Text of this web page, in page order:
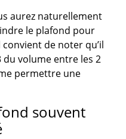
aurez naturellement
le plafond pour
de noter qu’il
volume entre les 2
permettre une
souvent